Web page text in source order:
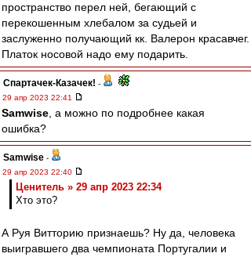
пространство перел ней, бегающий с
перекошенным хлебалом за судьей и
заслуженно получающий кк. Валерон красавчег.
Платок носовой надо ему подарить.
Спартачек-Казачек! -
29 апр 2023 22:41
Samwise , а можно по подробнее какая
ошибка?
Samwise -
29 апр 2023 22:40
Ценитель » 29 апр 2023 22:34
Хто это?
А Руя Витторию признаешь? Ну да, человека
выигравшего два чемпионата Португалии и